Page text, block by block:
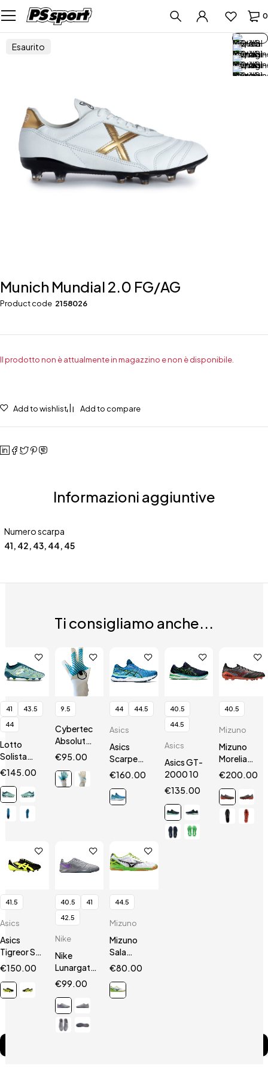
0
Esaurito
Munich Mundial 2.0 FG/AG
Product code 2158026
Il prodotto non è attualmente in magazzino e non è disponibile.
Add to wishlist Add to compare
Informazioni aggiuntive
Numero scarpa
41, 42, 43, 44, 45
Ti consigliamo anche...
41
43.5
44
Lotto
Solista
200 VII
€145.00
9.5
Cybertec
AbsolutGrip
HN
€95.00
44 44.5
Asics
Asics
Scarpe
Gel
€160.00
40.5
44.5
Asics
Asics GT-
2000 10
€135.00
40.5
Mizuno
Mizuno
Morelia
Neo III Β
€200.00
41.5
Asics
Asics
Tigreor ST
Black/Neon
Silver
€150.00
40.5
41
42.5
Nike
Nike
Lunargato
II
€99.00
44.5
Mizuno
Mizuno
Sala
Premium
€80.00